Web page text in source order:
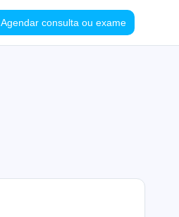
Agendar consulta ou exame